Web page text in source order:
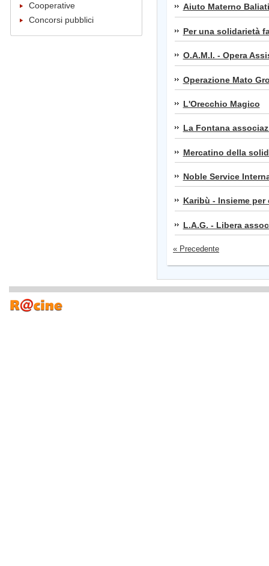
Cooperative
Concorsi pubblici
Aiuto Materno
Per una solidarietà
O.A.M.I. - Opera
Operazione Mato
L'Orecchio Magico
La Fontana
Mercatino della
Noble Service
Karibù - Insieme per
L.A.G. - Libera
« Precedente